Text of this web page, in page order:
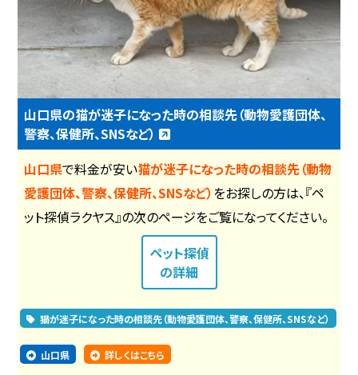
山口県の猫が迷子になった時の相談先（動物愛護団体、
警察、保健所、SNSなど）
山口県で料金が安い猫が迷子になった時の相談先（動物
愛護団体、警察、保健所、SNSなど） をお探しの方は、『ペ
ット探偵ラクヤス』の次のページをご覧になってください。
ペット探偵
の詳細
猫が迷子になった時の相談先（動物愛護団体、警察、保健所、SNSなど）
山口県 詳しくはこちら